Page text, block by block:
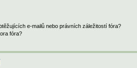
e-mailů nebo právních záležitostí fóra?
fóra?